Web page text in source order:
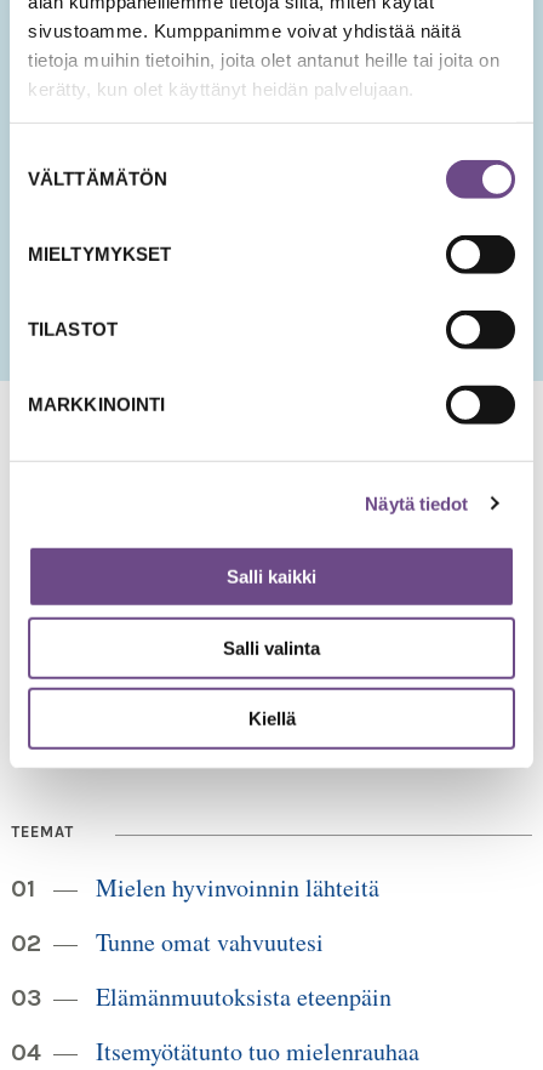
sivustoamme. Kumppanimme voivat yhdistää näitä
tietoja muihin tietoihin, joita olet antanut heille tai joita on
kerätty, kun olet käyttänyt heidän palvelujaan.
valinta
VÄLTTÄMÄTÖN
MIELTYMYKSET
TILASTOT
MARKKINOINTI
Näytä tiedot
Salli kaikki
Salli valinta
Kiellä
SÄHKÖPOSTIOSOITE*
KK
slash
PP
Jämsänkatu 2
30.6.2026, sen jälkeen numero on 040 350 3104
TEEMAT
Mielen hyvinvoinnin lähteitä
Tunne omat vahvuutesi
Elämänmuutoksista eteenpäin
Itsemyötätunto tuo mielenrauhaa